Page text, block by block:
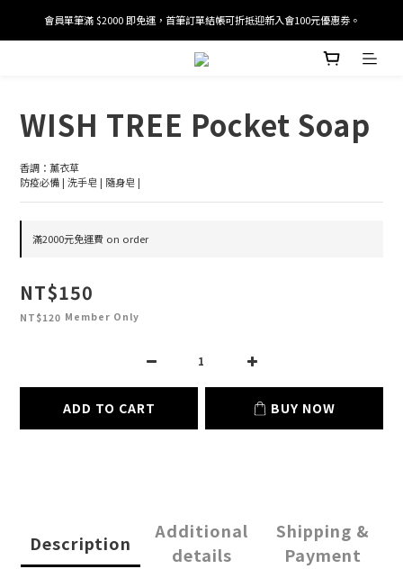
加入/驗證會員並綁定電話號碼，即可獲得百元購物金2張。
會員單筆滿 $2000 即免運，首筆訂單結帳可折抵迎新入會100元優惠劵。
加入/驗證會員並綁定電話號碼，即可獲得百元購物金2張。
WISH TREE Pocket Soap
香調：薰衣草
防疫必備 | 洗手皂 | 隨身皂 |
滿2000元免運費 on order
NT$150
NT$120 Member Only
ADD TO CART BUY NOW
Description
Additional
details
Shipping &
Payment